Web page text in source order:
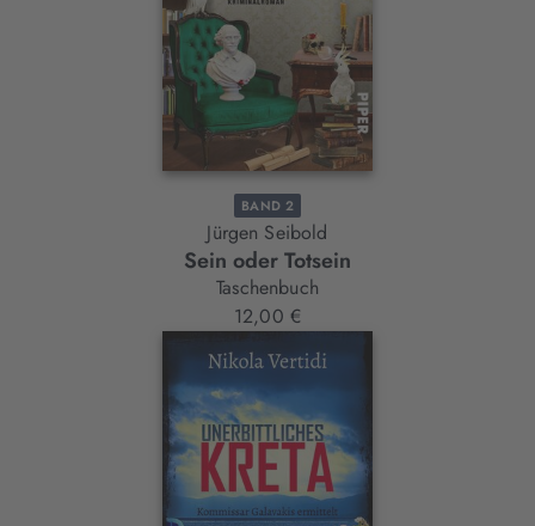
BAND 2
Jürgen Seibold
Sein oder Totsein
Taschenbuch
12,00 €